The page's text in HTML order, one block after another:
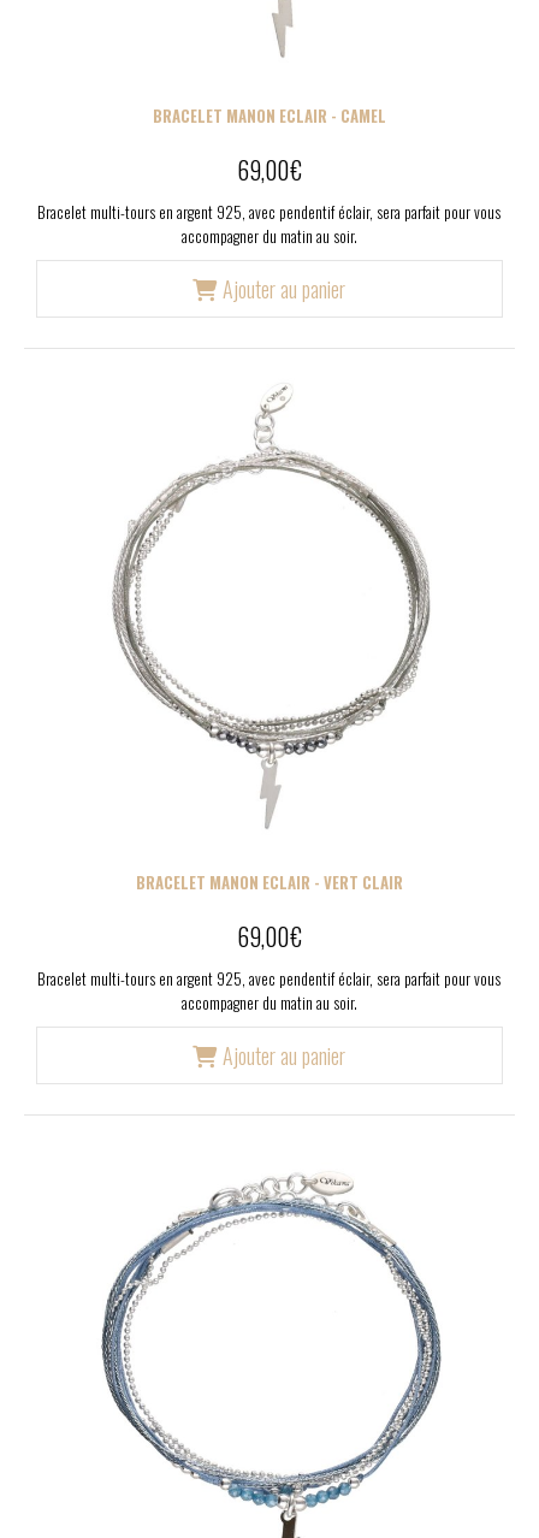
BRACELET MANON ECLAIR - CAMEL
69,00€
Bracelet multi-tours en argent 925, avec pendentif éclair, sera parfait pour vous
accompagner du matin au soir.
Ajouter au panier
BRACELET MANON ECLAIR - VERT CLAIR
69,00€
Bracelet multi-tours en argent 925, avec pendentif éclair, sera parfait pour vous
accompagner du matin au soir.
Ajouter au panier